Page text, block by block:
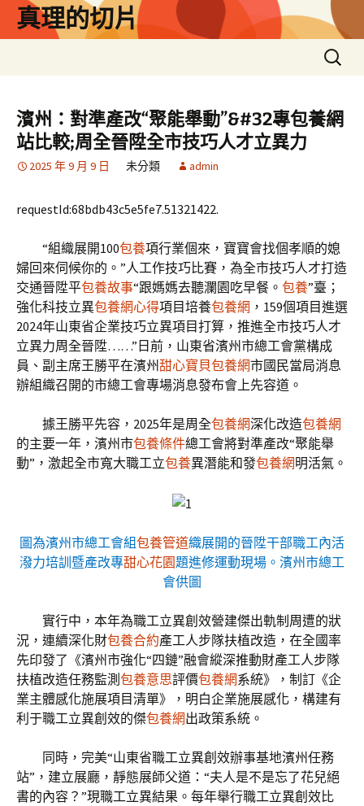
真理的切片
搜
尋
鍵
字:
濱州：對準產改“聚能舉動”&#32專包養網
站比較;周全晉陞全市技巧人才立異力
2025 年 9 月 9 日 未分類 admin
requestId:68bdb43c5e5fe7.51321422.
“組織展開100包養項行業個來，寶寶會找個孝順的媳
婦回來伺候你的。”人工作技巧比賽，為全市技巧人才打造
交通晉陞平包養故事“跟媽媽去聽瀾園吃早餐。 包養”臺；
強化科技立異包養網心得項目培養包養網 ，159個項目進選
2024年山東省企業技巧立異項目打算，推進全市技巧人才
立異力周全晉陞……”日前，山東省濱州市總工會黨構成
員、副主席王勝平在濱州甜心寶貝包養網市國民當局消息
辦組織召開的市總工會專場消息發布會上先容道。
據王勝平先容，2025年是周全包養網深化改造包養網
的主要一年，濱州市包養條件總工會將對準產改“聚能舉
動”，激起全市寬大職工立包養異潛能和發包養網明活氣。
圖為濱州市總工會組包養管道織展開的晉陞干部職工內活
潑力培訓暨產改專甜心花園題進修運動現場。濱州市總工
會供圖
實行中，本年為職工立異創效營建傑出軌制周遭的狀
況，連續深化財包養合約產工人步隊扶植改造，在全國率
先印發了《濱州市強化“四鏈”融會縱深推動財產工人步隊
扶植改造任務監測 包養意思評價包養網系統》，制訂《企
業主體感化施展項目清單》，明白企業施展感化，構建有
利于職工立異創效的傑包養網出政策系統。
同時，完美“山東省職工立異創效辦事基地濱州任務
站”，建立展廳，靜態展師父道：“夫人是不是忘了花兒絕
書的內容？”現職工立異結果。每年舉行職工立異創效比